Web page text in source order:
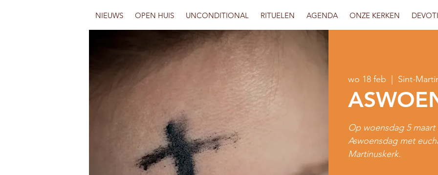
NIEUWS OPEN HUIS UNCONDITIONAL RITUELEN AGENDA ONZE KERKEN
wo 18 feb Sint-
Op woensdag 5
Aswoensdag met
Martinuskerk.